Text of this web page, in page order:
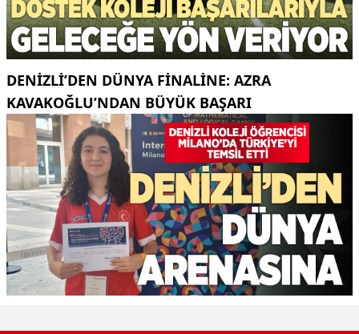
DENIZLI’DEN DÜNYA FINALINE: AZRA
KAVAKOĞLU’NDAN BÜYÜK BAŞARI